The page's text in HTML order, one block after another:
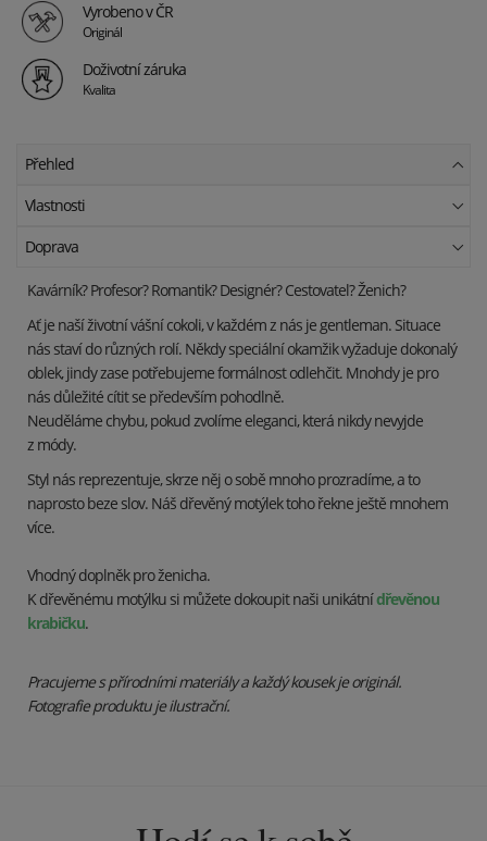
Vyrobeno v ČR
Originál
Doživotní záruka
Kvalita
Přehled
Vlastnosti
Doprava
Kavárník? Profesor? Romantik? Designér? Cestovatel? Ženich?
Ať je naší životní vášní cokoli, v každém z nás je gentleman. Situace
nás staví do různých rolí. Někdy speciální okamžik vyžaduje dokonalý
oblek, jindy zase potřebujeme formálnost odlehčit. Mnohdy je pro
nás důležité cítit se především pohodlně.
Neuděláme chybu, pokud zvolíme eleganci, která nikdy nevyjde
z módy.
Styl nás reprezentuje, skrze něj o sobě mnoho prozradíme, a to
naprosto beze slov. Náš dřevěný motýlek toho řekne ještě mnohem
více.
Vhodný doplněk pro ženicha.
K dřevěnému motýlku si můžete dokoupit naši unikátnídřevěnou
krabičku.
Pracujeme s přírodními materiály a každý kousek je originál.
Fotografie produktu je ilustrační.